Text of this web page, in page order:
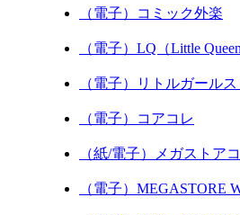
（電子）コミック外楽
（電子）LQ（Little Queen
（電子）リトルガール
（電子）コアコレ
（紙/電子）メガストア
（電子）MEGASTORE